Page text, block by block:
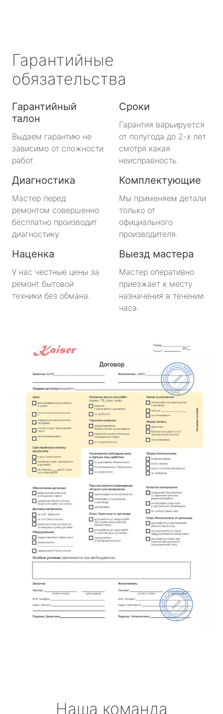
Гарантийные
обязательства
Гарантийный
талон
Выдаем гарантию не
зависимо от сложности
работ.
Сроки
Гарантия варьируется
от полугода до 2-х лет
смотря какая
неисправность.
Диагностика
Мастер перед
ремонтом совершенно
бесплатно производит
диагностику.
Комплектующие
Мы применяем детали
только от
официального
производителя.
Наценка
У нас честные цены за
ремонт бытовой
техники без обмана.
Выезд мастера
Мастер оперативно
приезжает к месту
назначения в течении
часа.
Наша команда